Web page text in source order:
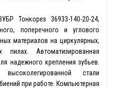
Тонкорез 36933-140-20-24,
поперечного и углового
материалов на циркулярных,
Автоматизированная
надежного крепления зубьев.
стали
при работе. Компьютерная